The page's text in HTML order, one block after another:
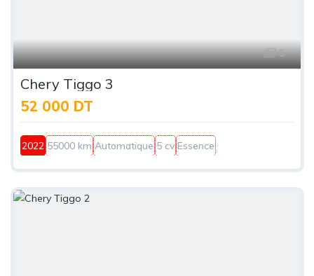
5
Chery Tiggo 3
52 000 DT
2022 55000 km Automatique 5 cv Essence